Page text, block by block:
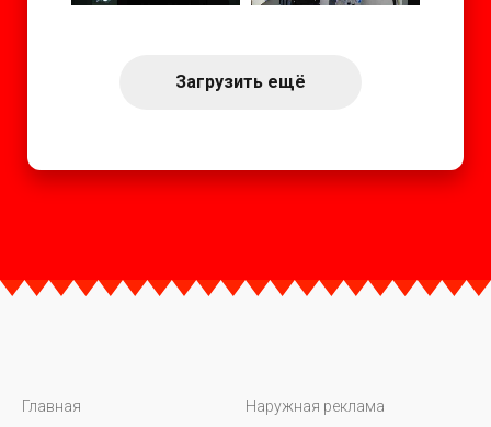
Загрузить ещё
Главная
Наружная реклама